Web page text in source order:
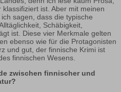
ist. Aber mit meinen
sagen, dass die typische
Schäbigkeit,
ist. Diese vier Merkmale gelten
ebenso wie für die Protagonisten
und gut, der finnische Krimi ist
finnischen Wesens.
zwischen finnischer und